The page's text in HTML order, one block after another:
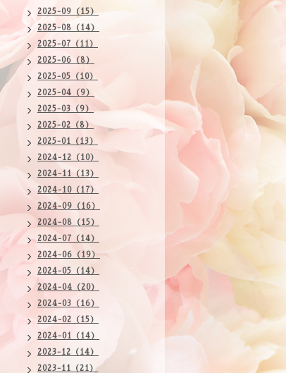
2025-09（15）
2025-08（14）
2025-07（11）
2025-06（8）
2025-05（10）
2025-04（9）
2025-03（9）
2025-02（8）
2025-01（13）
2024-12（10）
2024-11（13）
2024-10（17）
2024-09（16）
2024-08（15）
2024-07（14）
2024-06（19）
2024-05（14）
2024-04（20）
2024-03（16）
2024-02（15）
2024-01（14）
2023-12（14）
2023-11（21）